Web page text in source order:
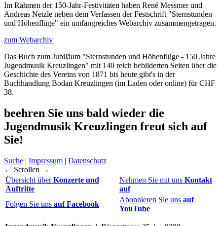
Im Rahmen der 150-Jahr-Festivitäten haben René Messmer und
Andreas Netzle neben dem Verfassen der Festschrift "Sternstunden
und Höhenflüge" ein umfangreiches Webarchiv zusammengetragen.
zum Webarchiv
Das Buch zum Jubiläum "Sternstunden und Höhenflüge - 150 Jahre
Jugendmusik Kreuzlingen" mit 140 reich bebilderten Seiten über die
Geschichte des Vereins von 1871 bis heute gibt's in der
Buchhandlung Bodan Kreuzlingen (im Laden oder online) für CHF
38.
beehren Sie uns bald wieder die
Jugendmusik Kreuzlingen freut sich auf
Sie!
Suche | Impressum | Datenschutz
← Scrollen →
Übersicht überKonzerte und
Auftritte
Nehmen Sie mit uns Kontakt
auf
Folgen Sie uns auf Facebook
Abonnieren Sie uns auf
YouTube